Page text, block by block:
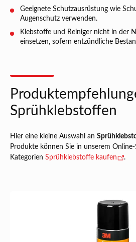
Geeignete Schutzausrüstung wie
Augenschutz verwenden.
Klebstoffe und Reiniger nicht in der
einsetzen, sofern entzündliche
Sprühklebstoffen
Hier eine kleine Auswahl an
Produkte können Sie in unserem
Kategorien Sprühklebstoffe kaufen .